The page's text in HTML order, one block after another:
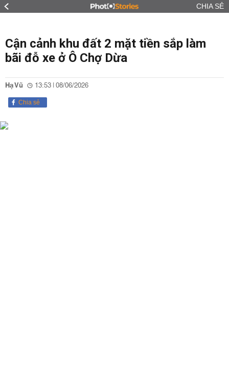
CHIA SẺ
Cận cảnh khu đất 2 mặt tiền sắp làm
bãi đỗ xe ở Ô Chợ Dừa
Hạ Vũ 13:53 | 08/06/2026
Chia sẻ